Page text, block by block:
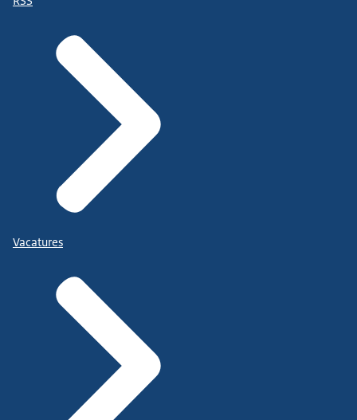
Vacatures